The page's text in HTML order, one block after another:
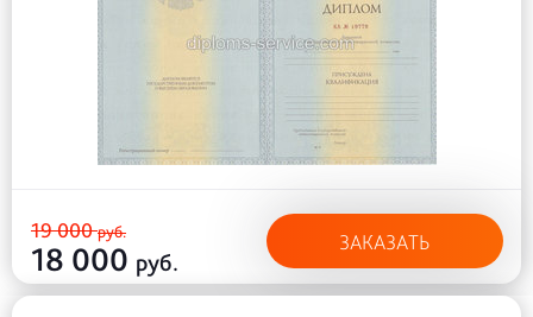
19 000руб.
18 000 руб.
ЗАКАЗАТЬ